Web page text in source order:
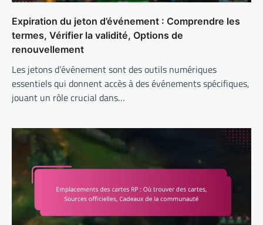
Expiration du jeton d’événement : Comprendre les
termes, Vérifier la validité, Options de
renouvellement
Les jetons d’événement sont des outils numériques
essentiels qui donnent accès à des événements spécifiques,
jouant un rôle crucial dans…